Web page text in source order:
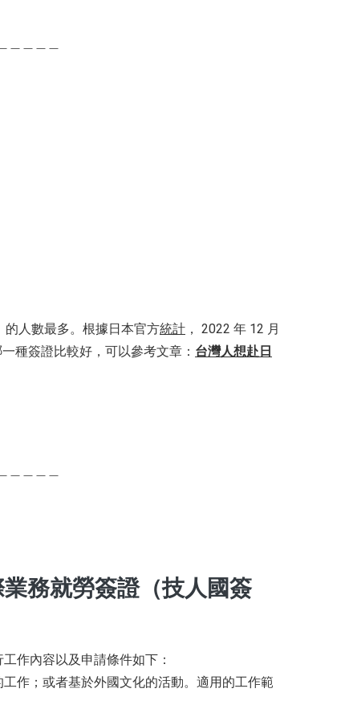
的人數最多。根據日本官方統計 ， 2022 年 12 月
種簽證比較好，可以參考文章： 台灣人想赴日
務就勞簽證（技人國簽
作內容以及申請條件如下：
作；或者基於外國文化的活動。適用的工作範